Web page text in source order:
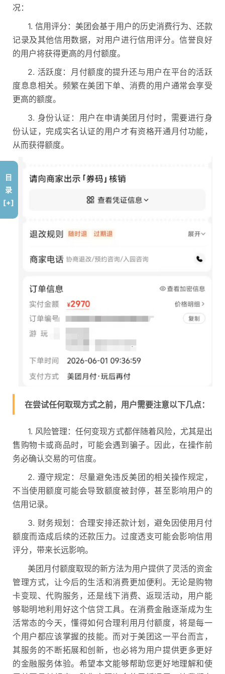
况：
1. 信用评分：美团会基于用户的历史消费行为、还款
记录及其他信用数据，对用户进行信用评分。信誉良好
的用户将获得更高的月付额度。
2. 活跃度：月付额度的提升还与用户在平台的活跃
度息息相关。频繁在美团下单、消费的用户通常会享受
更高的额度。
3. 身份认证：用户在申请美团月付时，需要进行身
份认证，完成实名认证的用户才有资格开通月付功能，
从而获得额度。
在尝试任何取现方式之前，用户需要注意以下几点：
1. 风险管理：任何变现方式都伴随着风险，尤其是出
售购物卡或商品时，可能会遇到骗子。因此，在操作前
务必确认交易的可信度。
2. 遵守规定：尽量避免违反美团的相关操作规定，
不当使用额度可能会导致额度被封停，甚至影响用户的
信用记录。
3. 财务规划：合理安排还款计划，避免因使用月付
额度而造成后续的还款压力。过度透支可能会影响信用
评分，带来长远影响。
美团月付额度取现的新方法为用户提供了灵活的资金
管理方式，让今后的生活和消费更加便利。无论是购物
卡变现、代购服务，还是线下消费、返现活动，用户能
够聪明地利用好这个信贷工具。 在消费金融逐渐成为生
活常态的今天，懂得如何合理利用月付额度，将是每一
个用户都应该掌握的技能。而对于美团这一平台而言，
其服务的不断拓展和创新，也必将为用户提供更多更好
的金融服务体验。希望本文能够帮助您更好地理解和使
目
录
[+]